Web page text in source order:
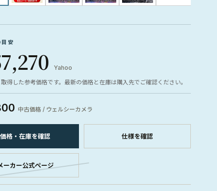
目安
Yahoo
得した参考価格です。最新の価格と在庫は購入先でご確認ください。
中古価格 / ウェルシーカメラ
価格・在庫を確認 仕様を確認
ーカー公式ページ